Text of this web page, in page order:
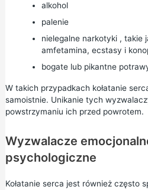
alkohol
palenie
nielegalne narkotyki, takie
amfetamina, ecstasy i
bogate lub pikantne
W takich przypadkach kołatanie
samoistnie. Unikanie tych
powstrzymaniu ich przed powrotem.
Wyzwalacze
psychologiczne
Kołatanie serca jest również często